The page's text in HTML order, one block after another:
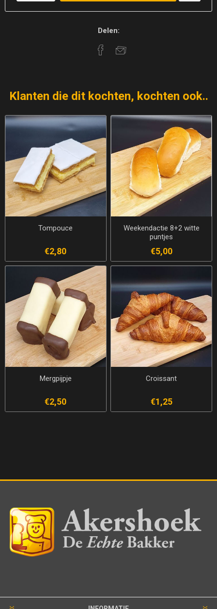
Delen:
Klanten die dit kochten, kochten ook..
Tompouce
€2,80
Weekendactie 8+2 witte
puntjes
€5,00
Mergpijpje
€2,50
Croissant
€1,25